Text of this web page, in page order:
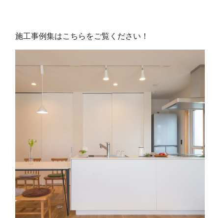
施工事例集はこちらをご覧ください！